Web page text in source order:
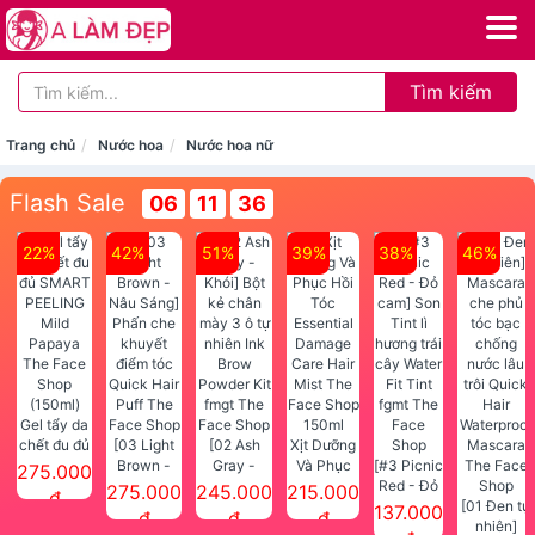
Tìm kiếm
Trang chủ Nước hoa Nước hoa nữ
Flash Sale 06 11 35
22%
Gel tẩy da
chết đu đủ
SMART
PEELING
275.000
đ
42%
[03 Light
Brown -
Nâu Sáng]
Phấn che
275.000
đ
51%
[02 Ash
Gray -
Khói] Bột
kẻ chân
245.000
đ
39%
Xịt Dưỡng
Và Phục
Hồi Tóc
Essential
215.000
đ
38%
[#3 Picnic
Red - Đỏ
cam] Son
137.000
46%
[01 Đen tự
nhiên]